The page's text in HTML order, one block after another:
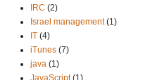
IRC (2)
Israel management (1)
IT (4)
iTunes (7)
java (1)
JavaScript (1)